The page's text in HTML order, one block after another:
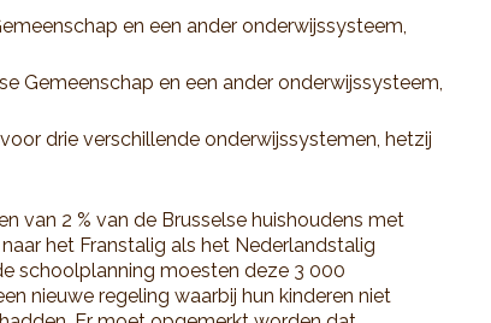
en een ander onderwijssysteem,
Gemeenschap en een ander onderwijssysteem,
drie verschillende onderwijssystemen, hetzij
van 2 % van de Brusselse huishoudens met
het Franstalig als het Nederlandstalig
schoolplanning moesten deze 3 000
nieuwe regeling waarbij hun kinderen niet